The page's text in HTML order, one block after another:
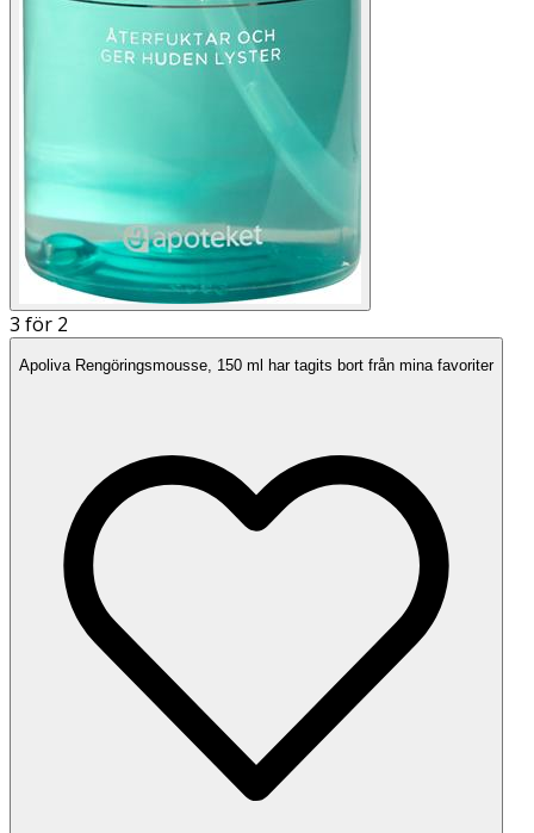
3 för 2
Apoliva Rengöringsmousse, 150 ml har tagits bort från mina favoriter